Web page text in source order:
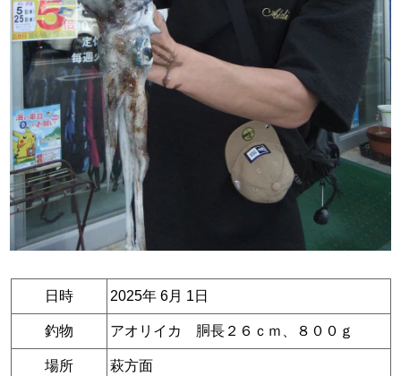
日時 2025年 6月 1日
釣物 アオリイカ 胴長２６ｃｍ、８００ｇ
場所 萩方面